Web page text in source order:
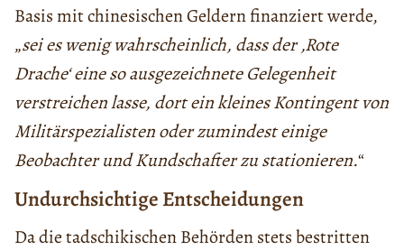
Basis mit chinesischen Geldern finanziert werde,
„sei es wenig wahrscheinlich, dass der ‚Rote
Drache‘ eine so ausgezeichnete Gelegenheit
verstreichen lasse, dort ein kleines Kontingent von
Militärspezialisten oder zumindest einige
Beobachter und Kundschafter zu stationieren.“
Undurchsichtige Entscheidungen
Da die tadschikischen Behörden stets bestritten